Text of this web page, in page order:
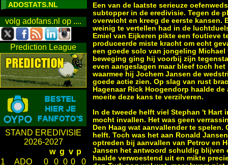
ADOSTATS.NL
volg adofans.nl op ....
Prediction League
STAND EREDIVISIE
2026-2027
w g v p
1
ADO 0 0 0 0
0
Een van de laatste serieuze
subtopper in de eredivisie. Tegen de
overwicht en kreeg de eerste kansen.
weinig te vertellen had in de
Emiel van Eijkeren pikte een foutieve
produceerde miste kracht om echt
een goede solo van jongeling Michael
beweging ging hij voorbij zijn
even aangeslagen maar bleef toch
waarmee hij Jochem Jansen de
goede actie zien. Op slag van rust
Hagenaar Rick Hoogendorp haalde
moeite deze kans te verzilveren.
In de tweede helft viel Stephan 't
mocht invallen. Het was geen
Den Haag wat aanvallender te
helft. Toch was het aan Ronald
optreden bij aanvallen van Petrov en
Jansen het antwoord schuldig blijven
haalde verwoestend uit en mikte